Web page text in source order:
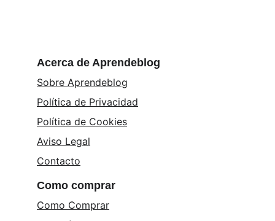
Acerca de Aprendeblog
Sobre Aprendeblog
Política de Privacidad
Política de Cookies
Aviso Legal
Contacto
Como comprar
Como Comprar